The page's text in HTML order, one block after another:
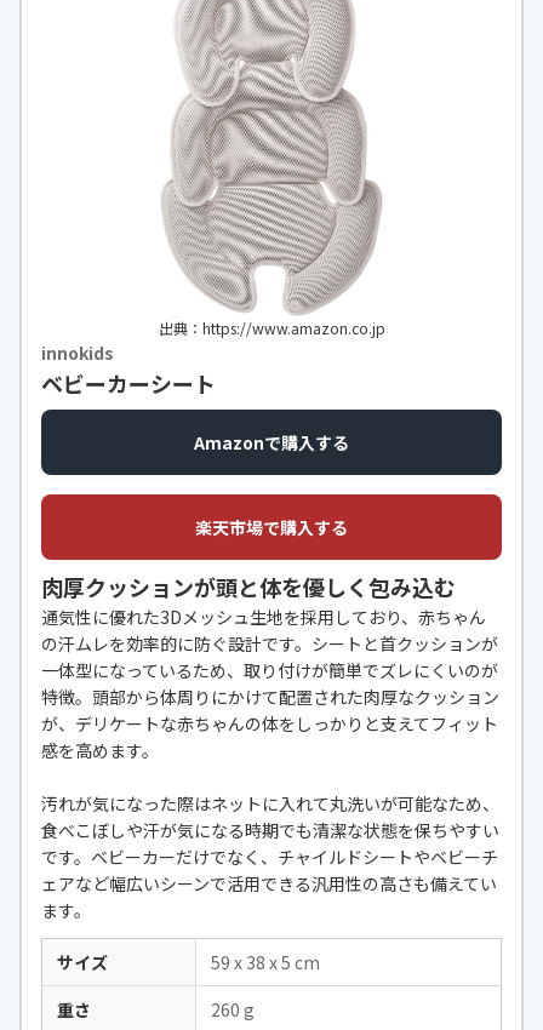
出典：https://www.amazon.co.jp
innokids
ベビーカーシート
Amazonで購入する
楽天市場で購入する
肉厚クッションが頭と体を優しく包み込む
通気性に優れた3Dメッシュ生地を採用しており、赤ちゃん
の汗ムレを効率的に防ぐ設計です。シートと首クッションが
一体型になっているため、取り付けが簡単でズレにくいのが
特徴。頭部から体周りにかけて配置された肉厚なクッション
が、デリケートな赤ちゃんの体をしっかりと支えてフィット
感を高めます。
汚れが気になった際はネットに入れて丸洗いが可能なため、
食べこぼしや汗が気になる時期でも清潔な状態を保ちやすい
です。ベビーカーだけでなく、チャイルドシートやベビーチ
ェアなど幅広いシーンで活用できる汎用性の高さも備えてい
ます。
サイズ
‎59 x 38 x 5 cm
重さ
260 g